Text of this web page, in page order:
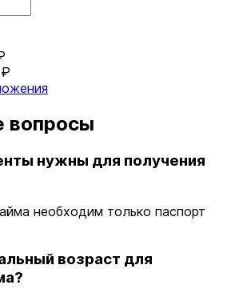
вопросы
нужны для получения
необходим только паспорт
возраст для